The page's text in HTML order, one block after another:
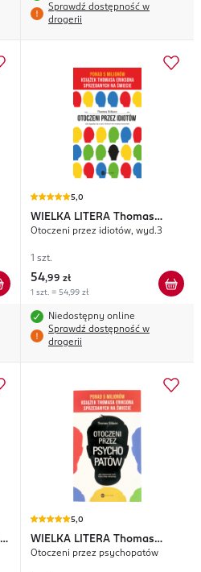
Sprawdź dostępność w
drogerii
5,0
WIELKA LITERA Thomas
Erikson
Otoczeni przez idiotów, wyd.3
1 szt.
54,99 zł
1 szt. = 54,99 zł
Niedostępny online
Sprawdź dostępność w
drogerii
5,0
WIELKA LITERA Thomas
Erikson
Otoczeni przez psychopatów